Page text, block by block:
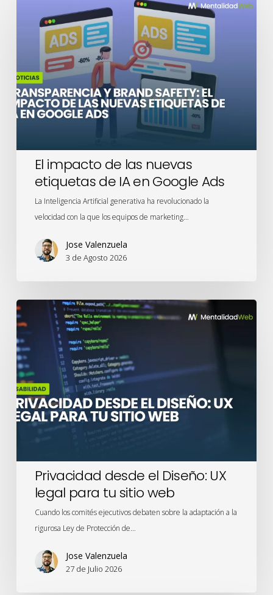
nuevas
etiquetas
de
IA
en
Ads
El impacto de las nuevas
etiquetas de IA en Google Ads
La Inteligencia Artificial generativa ha revolucionado la
velocidad con la que los equipos de marketing…
Jose Valenzuela
3 de Agosto 2026
Privacidad
desde
el
Diseño:
UX
legal
para
tu
Privacidad desde el Diseño: UX
legal para tu sitio web
Cuando los comités ejecutivos debaten sobre la adaptación a la
rigurosa Ley de Protección de…
Jose Valenzuela
27 de Julio 2026